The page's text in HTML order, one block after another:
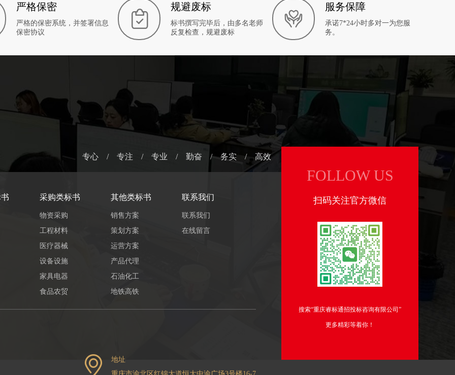
严格保密
严格的保密系统，并签署信息
保密协议
规避废标
标书撰写完毕后，由多名老师
反复检查，规避废标
服务保障
承诺7*24小时多对一为您服
务。
专心 / 专注 / 专业 / 勤奋 / 务实 / 高效
采购类标书
物资采购
工程材料
医疗器械
设备设施
家具电器
食品农贸
其他类标书
销售方案
策划方案
运营方案
产品代理
石油化工
地铁高铁
联系我们
联系我们
在线留言
地址
FOLLOW US
扫码关注官方微信
搜索“重庆睿标通招投标咨询有限公司”
更多精彩等着你！